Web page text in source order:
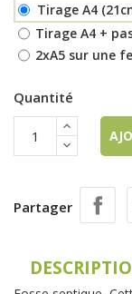
Tirage A4
Tirage A4 +
2xA5 sur une
Quantité
Partager